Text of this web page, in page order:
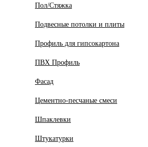
Пол/Стяжка
Подвесные потолки и плиты
Профиль для гипсокартона
ПВХ Профиль
Фасад
Цементно-песчаные смеси
Шпаклевки
Штукатурки